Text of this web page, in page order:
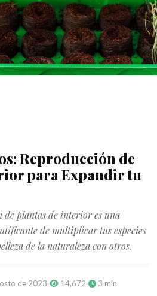
Reproducción de
para Expandir tu
plantas de interior es una
de multiplicar tus especies
de la naturaleza con otros.
de 2023· 14,672· 3 min